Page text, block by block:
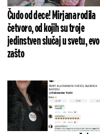
Čudo od dece! Mirjana rodila
četvoro, od kojih su troje
jedinstven slučaj u svetu, evo
zašto